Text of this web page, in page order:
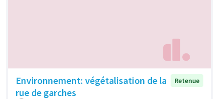
Environnement: végétalisation de la
rue de garches
Retenue